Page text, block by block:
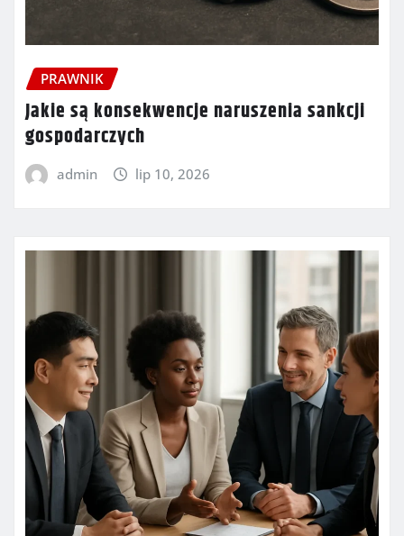
PRAWNIK
Jakie są konsekwencje naruszenia sankcji
gospodarczych
admin lip 10, 2026